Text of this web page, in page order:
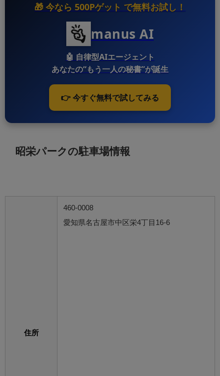
🎁 今なら 500Pゲット で無料お試し！
manus AI
🤖 自律型AIエージェント
あなたの“もう一人の秘書”が誕生
👉 今すぐ無料で試してみる
昭栄パークの駐車場情報
住所
460-0008
愛知県名古屋市中区栄4丁目16-6